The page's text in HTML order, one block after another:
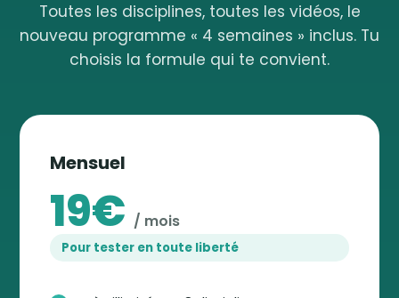
Toutes les disciplines, toutes les vidéos, le
nouveau programme « 4 semaines » inclus. Tu
choisis la formule qui te convient.
Mensuel
19€ / mois
Pour tester en toute liberté